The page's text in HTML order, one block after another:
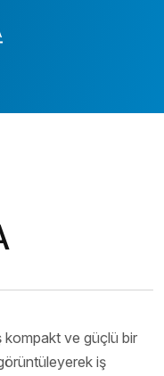
kompakt ve güçlü bir
iş